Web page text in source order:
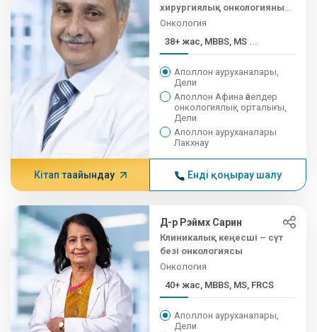
хирургиялық онкологияның
басшысы
Онкология
38+ жас, MBBS, MS ...
Аполлон ауруханалары,
Дели
Аполлон Афина әйелдер
онкологиялық орталығы,
Дели
Аполлон ауруханалары
Лакхнау
Кітап тағайындау Енді қоңырау шалу
Д-р Рэймх Сарин
Клиникалық кеңесші – сүт
безі онкологиясы
Онкология
40+ жас, MBBS, MS, FRCS
Аполлон ауруханалары,
Дели